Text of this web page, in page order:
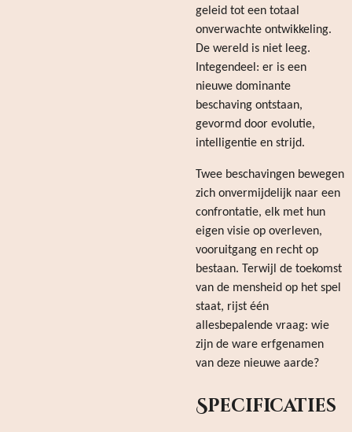
geleid tot een totaal
onverwachte ontwikkeling.
De wereld is niet leeg.
Integendeel: er is een
nieuwe dominante
beschaving ontstaan,
gevormd door evolutie,
intelligentie en strijd.
Twee beschavingen bewegen
zich onvermijdelijk naar een
confrontatie, elk met hun
eigen visie op overleven,
vooruitgang en recht op
bestaan. Terwijl de toekomst
van de mensheid op het spel
staat, rijst één
allesbepalende vraag: wie
zijn de ware erfgenamen
van deze nieuwe aarde?
Specificaties